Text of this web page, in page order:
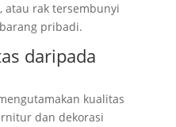
rak tersembunyi
pribadi.
daripada
kualitas
dan dekorasi